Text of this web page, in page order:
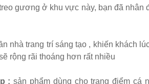
gương ở khu vực này, bạn đã nhân
nhà trang trí sáng tạo , khiến khách
rộng rãi thoáng hơn rất nhiều
: sản phẩm dùng cho trang điểm cá